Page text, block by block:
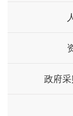
政府